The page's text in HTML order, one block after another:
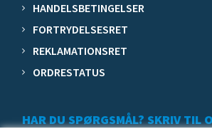
HANDELSBETINGELSER
FORTRYDELSESRET
REKLAMATIONSRET
ORDRESTATUS
HAR DU SPØRGSMÅL? SKRIV TIL